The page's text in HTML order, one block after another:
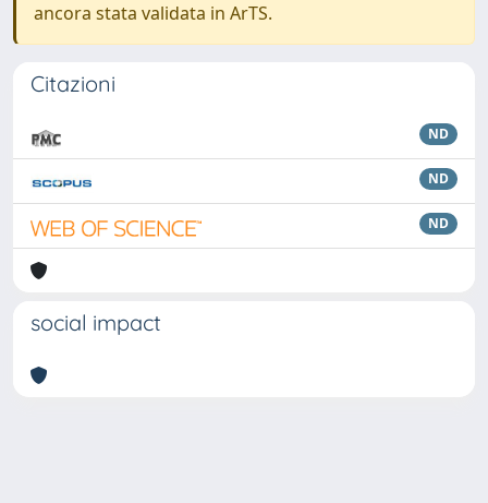
ancora stata validata in ArTS.
Citazioni
ND
ND
ND
social impact